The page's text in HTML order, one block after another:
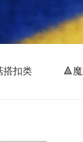
搭扣类 🔺